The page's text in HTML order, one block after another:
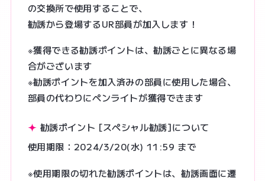
の交換所で使用することで、
勧誘から登場するUR部員が加入します！
※獲得できる勧誘ポイントは、勧誘ごとに異なる場
合がございます
※勧誘ポイントを加入済みの部員に使用した場合、
部員の代わりにペンライトが獲得できます
勧誘ポイント [スペシャル勧誘]について
使用期限：2024/3/20(水) 11:59 まで
※使用期限の切れた勧誘ポイントは、勧誘画面に遷